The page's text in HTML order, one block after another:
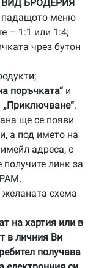
ВИД БРОДЕРИЯ
падащото меню
– 1:1 или 1:4;
чрез бутон
поръчката“ и
„Приключване“.
ще се появи
а под името на
адреса, с
линк за
схема
на хартия или в
в личния Ви
получава